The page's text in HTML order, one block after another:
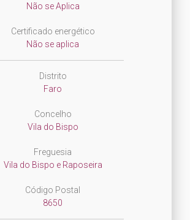
Não se Aplica
Certificado energético
Não se aplica
Distrito
Faro
Concelho
Vila do Bispo
Freguesia
Vila do Bispo e Raposeira
Código Postal
8650